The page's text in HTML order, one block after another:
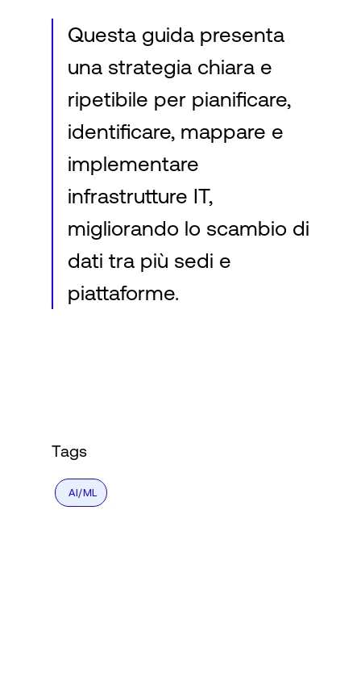
Questa guida presenta
una strategia chiara e
ripetibile per pianificare,
identificare, mappare e
implementare
infrastrutture IT,
migliorando lo scambio di
dati tra più sedi e
piattaforme.
Tags
AI/ML